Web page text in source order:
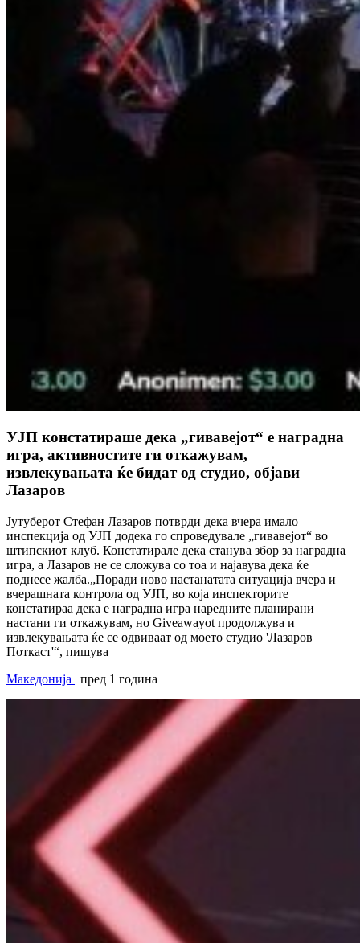
УЈП констатираше дека „гивавејот“ е наградна
игра, активностите ги откажувам,
извлекувањата ќе бидат од студио, објави
Лазаров
Јутуберот Стефан Лазаров потврди дека вчера имало
инспекција од УЈП додека го спроведувале „гивавејот“ во
штипскиот клуб. Констатирале дека станува збор за наградна
игра, а Лазаров не се сложува со тоа и најавува дека ќе
поднесе жалба.„Поради ново настанатата ситуација вчера и
вчерашната контрола од УЈП, во која инспекторите
констатираа дека е наградна игра наредните планирани
настани ги откажувам, но Giveawayot продолжува и
извлекувањата ќе се одвиваат од моето студио 'Лазаров
Поткаст'“, пишува
Македонија | пред 1 година